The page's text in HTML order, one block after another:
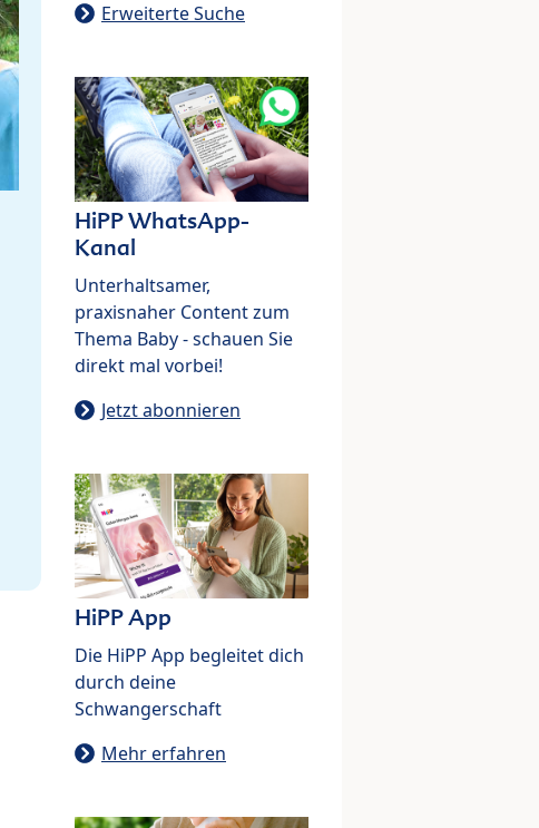
Erweiterte Suche
HiPP WhatsApp-
Kanal
Unterhaltsamer,
praxisnaher Content zum
Thema Baby - schauen Sie
direkt mal vorbei!
Jetzt abonnieren
HiPP App
Die HiPP App begleitet dich
durch deine
Schwangerschaft
Mehr erfahren